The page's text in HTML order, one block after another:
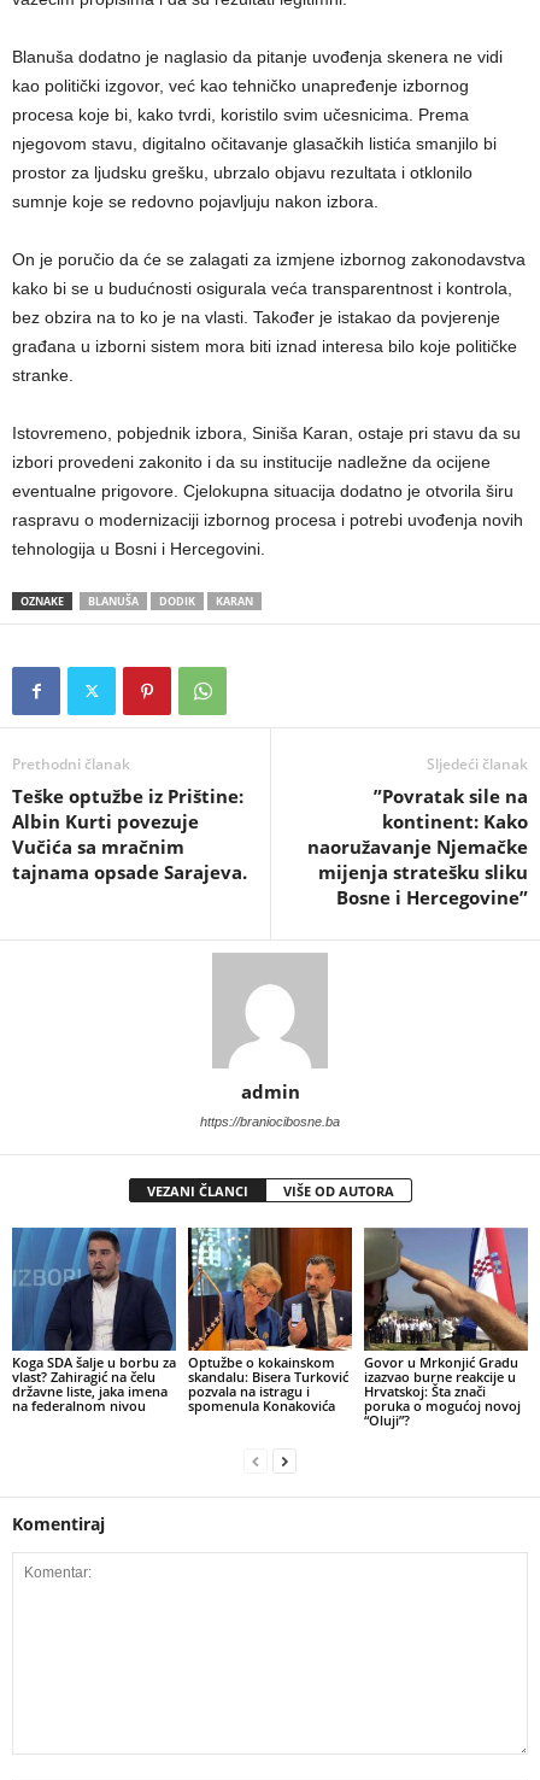
Blanuša dodatno je naglasio da pitanje uvođenja skenera ne vidi
kao politički izgovor, već kao tehničko unapređenje izbornog
procesa koje bi, kako tvrdi, koristilo svim učesnicima. Prema
njegovom stavu, digitalno očitavanje glasačkih listića smanjilo bi
prostor za ljudsku grešku, ubrzalo objavu rezultata i otklonilo
sumnje koje se redovno pojavljuju nakon izbora.
On je poručio da će se zalagati za izmjene izbornog zakonodavstva
kako bi se u budućnosti osigurala veća transparentnost i kontrola,
bez obzira na to ko je na vlasti. Također je istakao da povjerenje
građana u izborni sistem mora biti iznad interesa bilo koje političke
stranke.
Istovremeno, pobjednik izbora, Siniša Karan, ostaje pri stavu da su
izbori provedeni zakonito i da su institucije nadležne da ocijene
eventualne prigovore. Cjelokupna situacija dodatno je otvorila širu
raspravu o modernizaciji izbornog procesa i potrebi uvođenja novih
tehnologija u Bosni i Hercegovini.
OZNAKE BLANUŠA DODIK KARAN
Prethodni članak
Teške optužbe iz Prištine:
Albin Kurti povezuje
Vučića sa mračnim
tajnama opsade Sarajeva.
Sljedeći članak
​”Povratak sile na
kontinent: Kako
naoružavanje Njemačke
mijenja stratešku sliku
Bosne i Hercegovine”
admin
https://braniocibosne.ba
VEZANI ČLANCI VIŠE OD AUTORA
​Koga SDA šalje u borbu za
vlast? Zahiragić na čelu
državne liste, jaka imena
na federalnom nivou
​Optužbe o kokainskom
skandalu: Bisera Turković
pozvala na istragu i
spomenula Konakovića
​Govor u Mrkonjić Gradu
izazvao burne reakcije u
Hrvatskoj: Šta znači
poruka o mogućoj novoj
“Oluji”?
Komentiraj